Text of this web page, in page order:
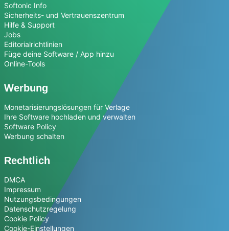
Softonic Info
Sicherheits- und Vertrauenszentrum
Hilfe & Support
Jobs
Editorialrichtlinien
Füge deine Software / App hinzu
Online-Tools
Werbung
Monetarisierungslösungen für Verlage
Ihre Software hochladen und verwalten
Software Policy
Werbung schalten
Rechtlich
DMCA
Impressum
Nutzungsbedingungen
Datenschutzregelung
Cookie Policy
Cookie-Einstellungen